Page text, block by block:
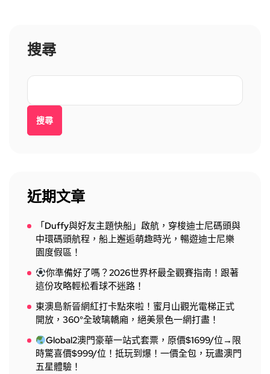
搜尋
搜尋
近期文章
「Duffy與好友主題快船」啟航，穿梭迪士尼碼頭與
中環碼頭航程，船上邂逅萌趣時光，暢遊迪士尼樂
園度假區！
你準備好了嗎？2026世界杯最全觀賽指南！跟著
這份攻略輕松看球不迷路！
東澳島新晉網紅打卡點來啦！蜜月山觀光電梯正式
開放，360°全玻璃轎廂，絕美景色一網打盡！
Global2澳門豪華一站式套票，原價$1699/位→限
時驚喜價$999/位！抵玩到爆！一價全包，玩盡澳門
五星體驗！